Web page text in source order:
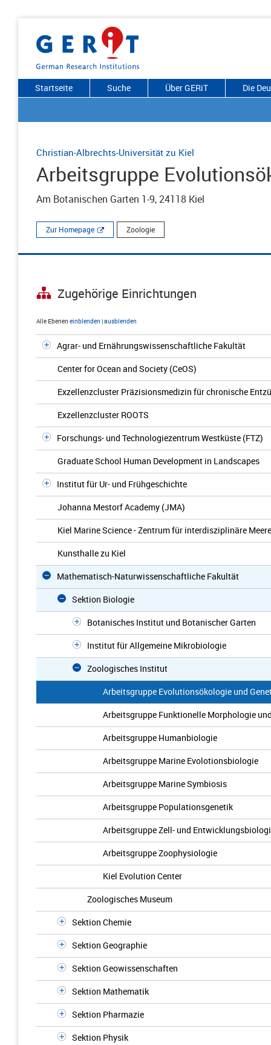
Startseite Suche Über GERiT Die
Christian-Albrechts-Universität zu Kiel
Arbeitsgruppe
Am Botanischen Garten 1-9, 24118 Kiel
Zur Homepage Zoologie
Zugehörige Einrichtungen
Alle Ebenen einblenden |ausblenden
Agrar- und Ernährungswissenschaftliche Fakultät
Center for Ocean and Society (CeOS)
Exzellenzcluster Präzisionsmedizin für chronische
Exzellenzcluster ROOTS
Forschungs- und Technologiezentrum Westküste (FTZ)
Graduate School Human Development in Landscapes
Institut für Ur- und Frühgeschichte
Johanna Mestorf Academy (JMA)
Kiel Marine Science - Zentrum für interdisziplinäre
Kunsthalle zu Kiel
Mathematisch-Naturwissenschaftliche Fakultät
Sektion Biologie
Botanisches Institut und Botanischer Garten
Institut für Allgemeine Mikrobiologie
Zoologisches Institut
Arbeitsgruppe Evolutionsökologie und
Arbeitsgruppe Funktionelle Morphologie
Arbeitsgruppe Humanbiologie
Arbeitsgruppe Marine Evolotionsbiologie
Arbeitsgruppe Marine Symbiosis
Arbeitsgruppe Populationsgenetik
Arbeitsgruppe Zell- und
Arbeitsgruppe Zoophysiologie
Kiel Evolution Center
Zoologisches Museum
Sektion Chemie
Sektion Geographie
Sektion Geowissenschaften
Sektion Mathematik
Sektion Pharmazie
Sektion Physik